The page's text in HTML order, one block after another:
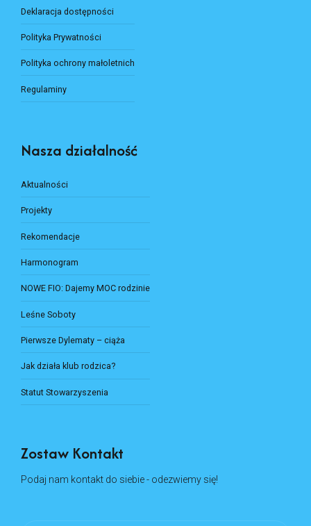
Deklaracja dostępności
Polityka Prywatności
Polityka ochrony małoletnich
Regulaminy
Nasza działalność
Aktualności
Projekty
Rekomendacje
Harmonogram
NOWE FIO: Dajemy MOC rodzinie
Leśne Soboty
Pierwsze Dylematy – ciąża
Jak działa klub rodzica?
Statut Stowarzyszenia
Zostaw Kontakt
Podaj nam kontakt do siebie - odezwiemy się!